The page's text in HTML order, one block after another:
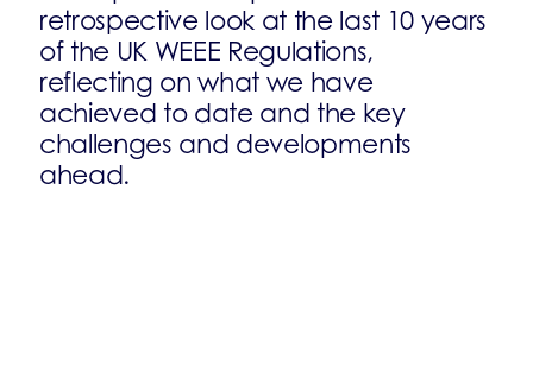
retrospective look at the last 10 years
of the UK WEEE Regulations,
reflecting on what we have
achieved to date and the key
challenges and developments
ahead.